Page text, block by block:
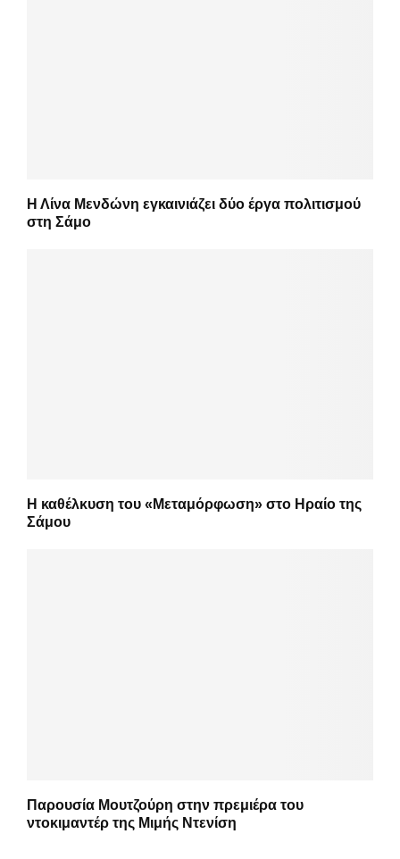
Η Λίνα Μενδώνη εγκαινιάζει δύο έργα πολιτισμού
στη Σάμο
Η καθέλκυση του «Μεταμόρφωση» στο Ηραίο της
Σάμου
Παρουσία Μουτζούρη στην πρεμιέρα του
ντοκιμαντέρ της Μιμής Ντενίση